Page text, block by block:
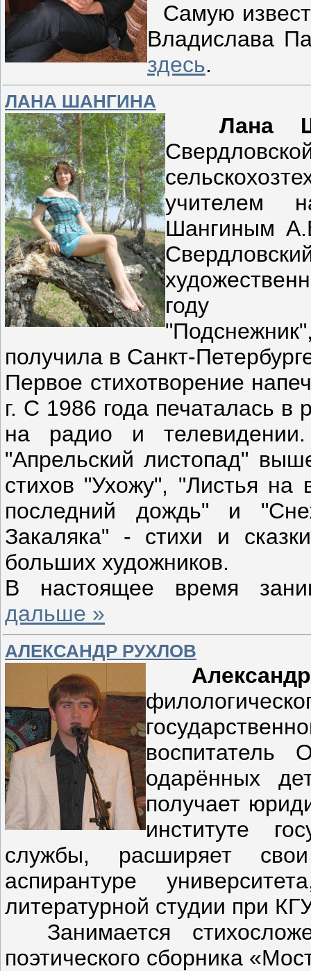
Самую
Владислава
здесь.
ЛАНА ШАНГИНА
Лана
учителем
Шангиным
году
получила в Санкт-
Первое стихотворение
г. С 1986 года печаталась в
на радио и
"Апрельский листопад"
стихов "Ухожу", "Листья
последний дождь" и
Закаляка" - стихи и
больших художников.
В настоящее время
дальше »
АЛЕКСАНДР РУХЛОВ
воспитатель
одарённых
получает
институте
службы, расширяет
аспирантуре
литературной студии при
Занимается
поэтического сборника